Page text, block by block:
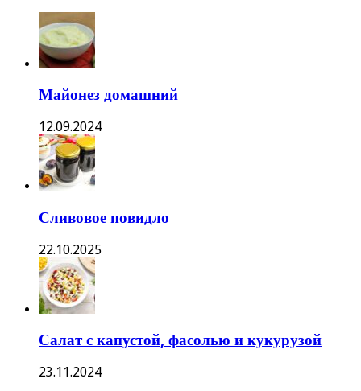
Майонез домашний
12.09.2024
Сливовое повидло
22.10.2025
Салат с капустой, фасолью и кукурузой
23.11.2024